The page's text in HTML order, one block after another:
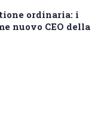
ordinaria: i
nuovo CEO della